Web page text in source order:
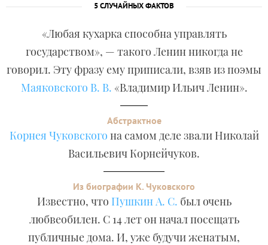
5 СЛУЧАЙНЫХ ФАКТОВ
«Любая кухарка способна управлять
государством», — такого Ленин никогда не
говорил. Эту фразу ему приписали, взяв из поэмы
Маяковского В. В. «Владимир Ильич Ленин».
Абстрактное
Корнея Чуковского на самом деле звали Николай
Васильевич Корнейчуков.
Из биографии К. Чуковского
Известно, что Пушкин А. С. был очень
любвеобилен. С 14 лет он начал посещать
публичные дома. И, уже будучи женатым,